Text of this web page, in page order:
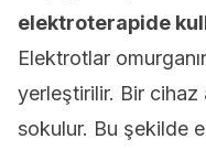
elektroterapide
Elektrotlar
yerleştirilir. Bir cihaz
sokulur. Bu şekilde